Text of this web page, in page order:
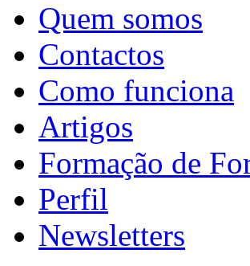
Quem somos
Contactos
Como funciona
Artigos
Formação de
Perfil
Newsletters